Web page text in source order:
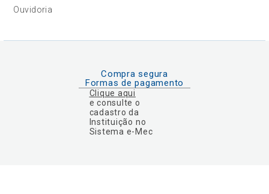
Ouvidoria
Compra segura
Formas de pagamento
Clique aqui
e consulte o
cadastro da
Instituição no
Sistema e-Mec